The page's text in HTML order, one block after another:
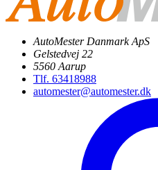
AutoMester Danmark ApS
Gelstedvej 22
5560 Aarup
Tlf. 63418988
automester@automester.dk